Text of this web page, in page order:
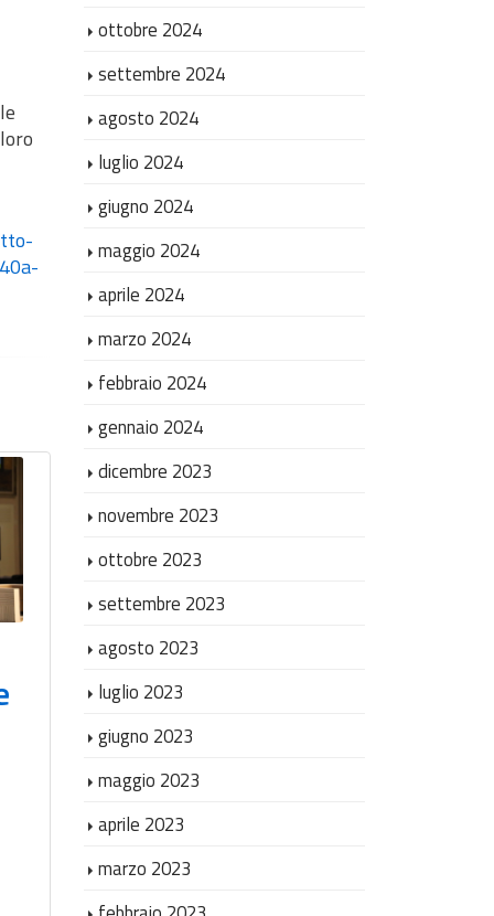
La giustizia è più
vicina: inaugurato
a Collemarino
l’Ufficio di
prossimità
comunale per la
volontaria
giurisdizione
|Novità ,POC,
ottobre 2024
settembre 2024
agosto 2024
luglio 2024
giugno 2024
maggio 2024
aprile 2024
marzo 2024
febbraio 2024
gennaio 2024
dicembre 2023
novembre 2023
ottobre 2023
settembre 2023
agosto 2023
luglio 2023
giugno 2023
maggio 2023
aprile 2023
marzo 2023